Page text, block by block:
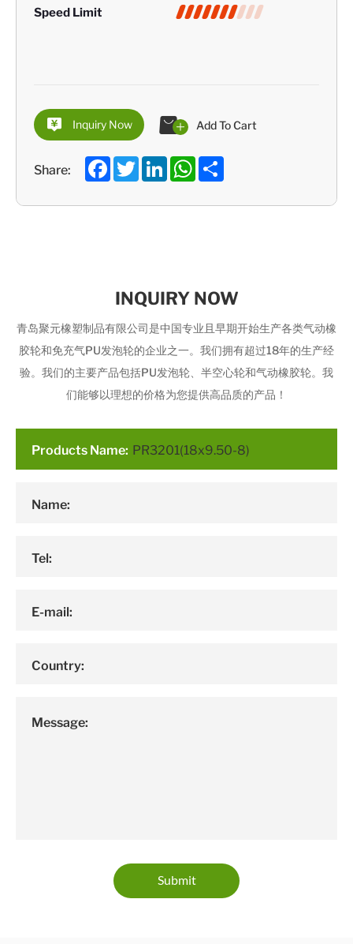
Speed Limit
Inquiry Now Add To Cart
Share: Facebook
TwitterLinkedInWhatsApp
INQUIRY NOW
青岛聚元橡塑制品有限公司是中国专业且早期开始生产各类气动橡
胶轮和免充气PU发泡轮的企业之一。我们拥有超过18年的生产经
验。我们的主要产品包括PU发泡轮、半空心轮和气动橡胶轮。我
们能够以理想的价格为您提供高品质的产品！
Products Name:
Name:
Tel:
E-mail:
Country:
Message:
Submit